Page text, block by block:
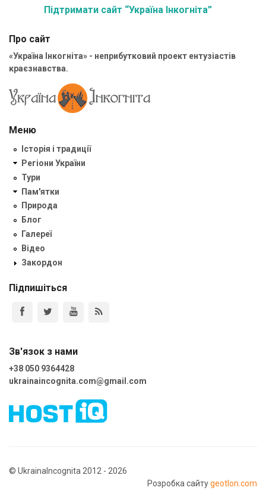
Підтримати сайт “Україна Інкогніта”
Про сайт
«Україна Інкогніта» - неприбутковий проект ентузіастів
краєзнавства.
Меню
Історія і традиції
Регіони України
Тури
Пам'ятки
Природа
Блог
Галереї
Відео
Закордон
Підпишіться
Зв'язок з нами
+38 050 9364428
ukrainaincognita.com@gmail.com
© UkrainaIncognita 2012 - 2026
Розробка сайтуgeotlon.com